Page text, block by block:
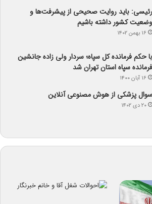
رئیسی: باید روایت صحیحی از پیشرفت‌ها و
وضعیت کشور داشته باشیم
۱۶ بهمن ۱۴۰۲
با حکم فرمانده کل سپاه؛ سردار ولی زاده جانشین
فرمانده سپاه استان تهران شد
۱۶ آبان ۱۴۰۰
سوال پزشکی از هوش مصنوعی آنلاین
۲۰ دی ۱۴۰۲